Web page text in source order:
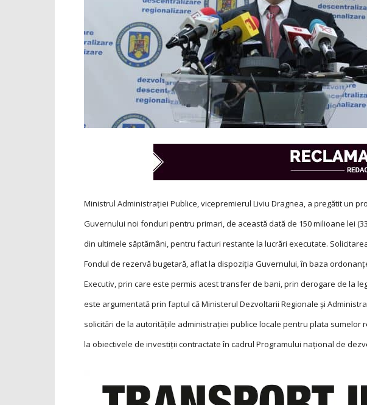
Ministrul Administraţiei Publice, vicepremierul Liviu Dragnea, a pregătit un
Guvernului noi fonduri pentru primari, de această dată de 150 milioane lei
din ultimele săptămâni, pentru facturi restante la lucrări executate.
Fondul de rezervă bugetară, aflat la dispoziţia Guvernului, în baza
Executiv, prin care este permis acest transfer de bani, prin derogare de la
este argumentată prin faptul că Ministerul Dezvoltarii Regionale şi
solicitări de la autorităţile administraţiei publice locale pentru plata sumelor
la obiectivele de investiţii contractate în cadrul Programului naţional de